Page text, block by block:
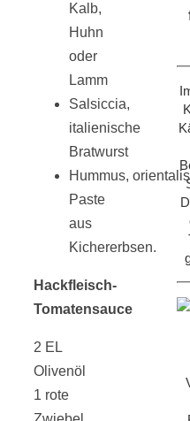
Kalb,
Huhn
oder
Lamm
Salsiccia,
italienische
Bratwurst
Hummus,
Paste
aus
Kichererbsen.
Hackfleisch-
Tomatensauce
2 EL
Olivenöl
1 rote